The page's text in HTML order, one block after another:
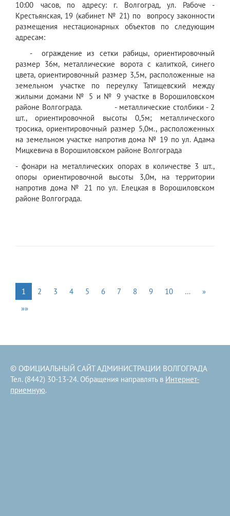
10:00 часов, по адресу: г. Волгоград, ул. Рабоче -
Крестьянская, 19 (кабинет № 21) по вопросу законности
размещения нестационарных объектов по следующим
адресам:
- ограждение из сетки рабицы, ориентировочный
размер 36м, металлические ворота с калиткой, синего
цвета, ориентировочный размер 3,5м, расположенные на
земельном участке по переулку Татищевский между
жилыми домами № 5 и № 9 участке в Ворошиловском
районе Волгограда. - металлические столбики - 2
шт., ориентировочной высоты 0,5м; металлического
тросика, ориентировочный размер 5,0м., расположенных
на земельном участке напротив дома № 19 по ул. Адама
Мицкевича в Ворошиловском районе Волгограда
- фонари на металлических опорах в количестве 3 шт.,
опоры ориентировочной высоты 3,0м, на территории
напротив дома № 21 по ул. Елецкая в Ворошиловском
районе Волгограда.
1 2 3 4 5 6 7 8 9 10 …
»
»»
© ОФИЦИАЛЬНЫЙ САЙТ АДМИНИСТРАЦИИ ВОЛГОГРАДА
Тел. (8442) 30-13-24. Обращения направлять в Интернет-
приемную.